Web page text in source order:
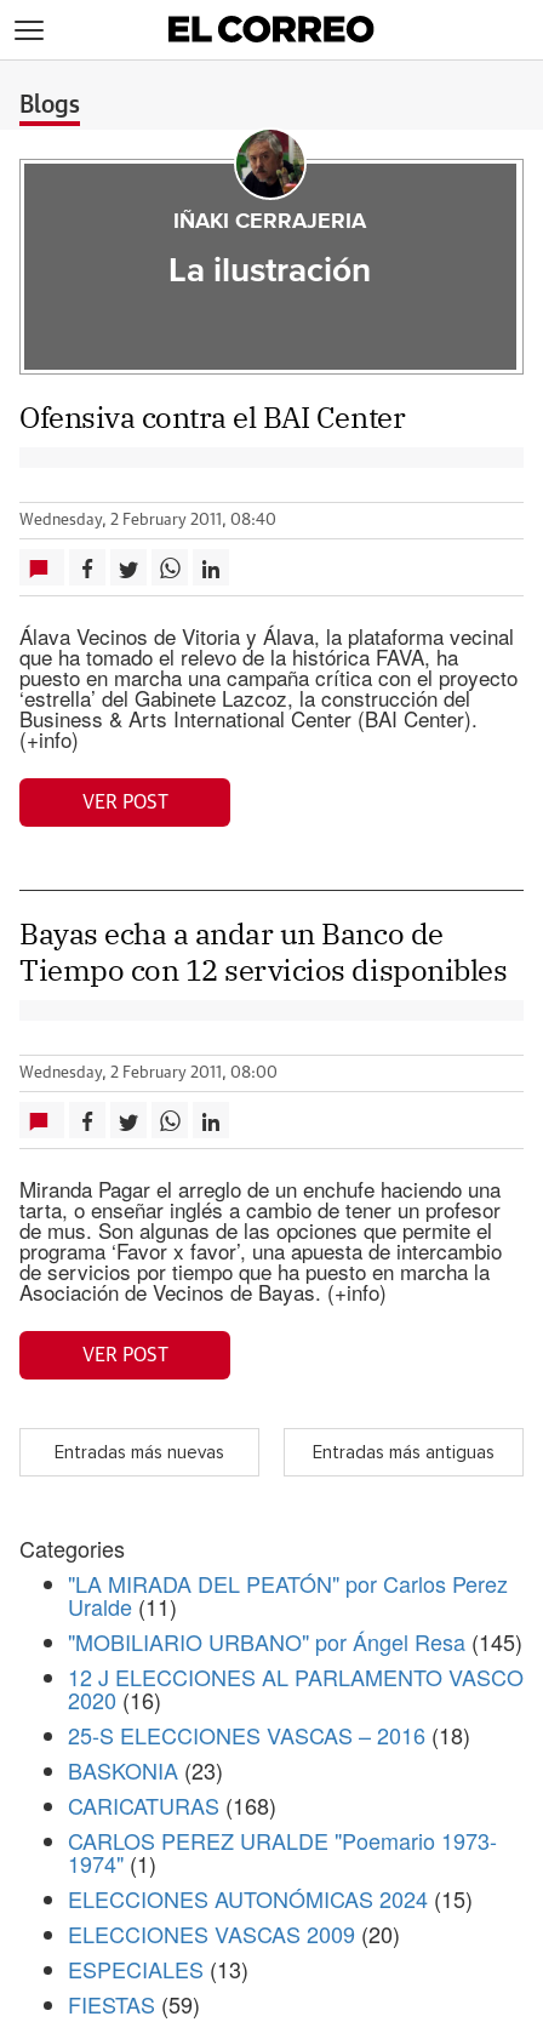
Blogs
IÑAKI CERRAJERIA
La ilustración
Ofensiva contra el BAI Center
Wednesday, 2 February 2011, 08:40
Álava Vecinos de Vitoria y Álava, la plataforma vecinal
que ha tomado el relevo de la histórica FAVA, ha
puesto en marcha una campaña crítica con el proyecto
‘estrella’ del Gabinete Lazcoz, la construcción del
Business & Arts International Center (BAI Center).
(+info)
VER POST
Bayas echa a andar un Banco de
Tiempo con 12 servicios disponibles
Wednesday, 2 February 2011, 08:00
Miranda Pagar el arreglo de un enchufe haciendo una
tarta, o enseñar inglés a cambio de tener un profesor
de mus. Son algunas de las opciones que permite el
programa ‘Favor x favor’, una apuesta de intercambio
de servicios por tiempo que ha puesto en marcha la
Asociación de Vecinos de Bayas. (+info)
VER POST
Entradas más nuevas Entradas más antiguas
Categories
"LA MIRADA DEL PEATÓN" por Carlos Perez
Uralde (11)
"MOBILIARIO URBANO" por Ángel Resa (145)
12 J ELECCIONES AL PARLAMENTO VASCO
2020 (16)
25-S ELECCIONES VASCAS – 2016 (18)
BASKONIA (23)
CARICATURAS (168)
CARLOS PEREZ URALDE "Poemario 1973-
1974" (1)
ELECCIONES AUTONÓMICAS 2024 (15)
ELECCIONES VASCAS 2009 (20)
ESPECIALES (13)
FIESTAS (59)